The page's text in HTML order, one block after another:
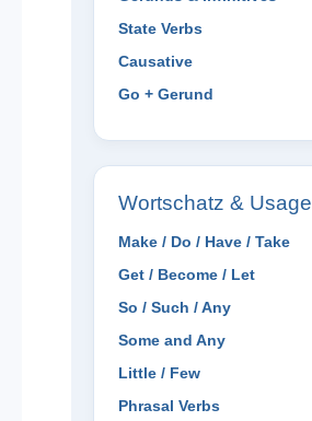
State Verbs
Causative
Go + Gerund
Wortschatz & Usage
Make / Do / Have / Take
Get / Become / Let
So / Such / Any
Some and Any
Little / Few
Phrasal Verbs